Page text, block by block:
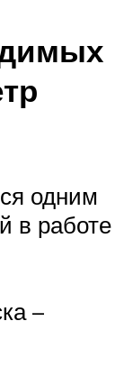
одним
в работе
–